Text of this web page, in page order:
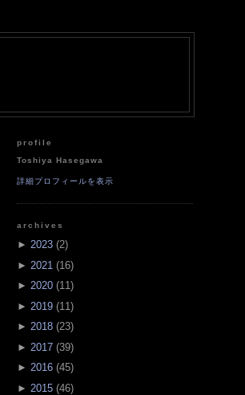
profile
Toshiya Hasegawa
詳細プロフィールを表示
archives
► 2023 (2)
► 2021 (16)
► 2020 (11)
► 2019 (11 )
► 2018 (23)
► 2017 (39)
► 2016 (45)
► 2015 (46)